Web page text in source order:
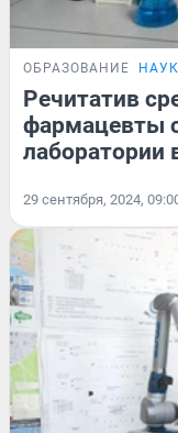
ОБРАЗОВАНИЕ
Речитатив
фармацевты
лаборатории
29 сентября, 2024,